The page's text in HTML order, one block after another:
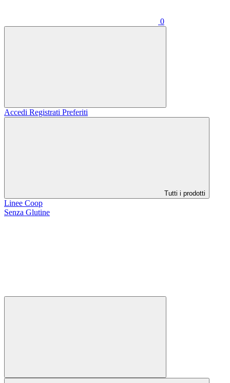
0
Accedi Registrati Preferiti
Tutti i prodotti
Linee Coop
Senza Glutine